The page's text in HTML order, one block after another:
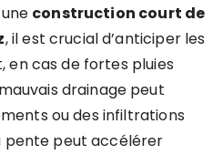
construction court de
, il est crucial d’anticiper les
en cas de fortes pluies
drainage peut
ou des infiltrations
pente peut accélérer